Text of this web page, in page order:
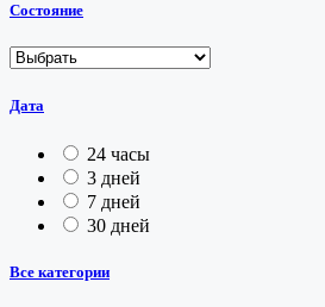
Состояние
Дата
24 часы
3 дней
7 дней
30 дней
Все категории